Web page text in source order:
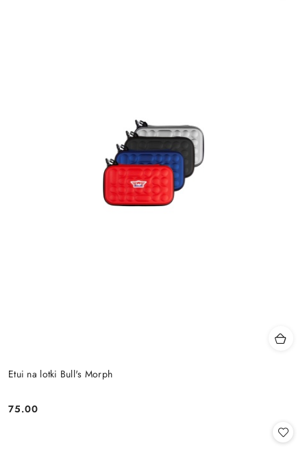
Etui na lotki Bull's Morph
Cena:
75.00